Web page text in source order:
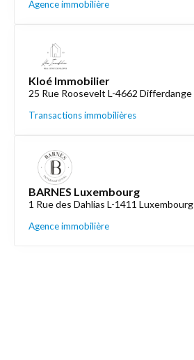
Agence immobilière
Kloé Immobilier
25 Rue Roosevelt L-4662 Differdange
Transactions immobilières
BARNES Luxembourg
1 Rue des Dahlias L-1411 Luxembourg
Agence immobilière